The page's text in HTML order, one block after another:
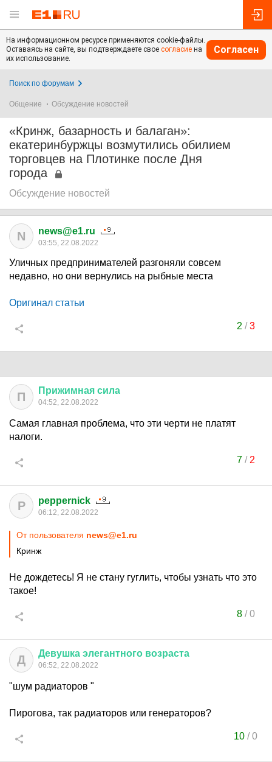
На информационном ресурсе применяются cookie-файлы.
Оставаясь на сайте, вы подтверждаете свое согласие на
их использование.
Согласен
Поиск по форумам
Общение Обсуждение новостей
«Кринж, базарность и балаган»:
екатеринбуржцы возмутились обилием
торговцев на Плотинке после Дня
города
Обсуждение новостей
N news@e1.ru
03:55, 22.08.2022
Уличных предпринимателей разгоняли совсем
недавно, но они вернулись на рыбные места
Оригинал статьи
2 /3
П Прижимная сила
04:52, 22.08.2022
Самая главная проблема, что эти черти не платят
налоги.
7/ 2
P peppernick
06:12, 22.08.2022
От пользователя news@e1.ru
Кринж
Не дождетесь! Я не стану гуглить, чтобы узнать что это
такое!
8/0
Д Девушка элегантного возраста
06:52, 22.08.2022
"шум радиаторов "
Пирогова, так радиаторов или генераторов?
10 /0